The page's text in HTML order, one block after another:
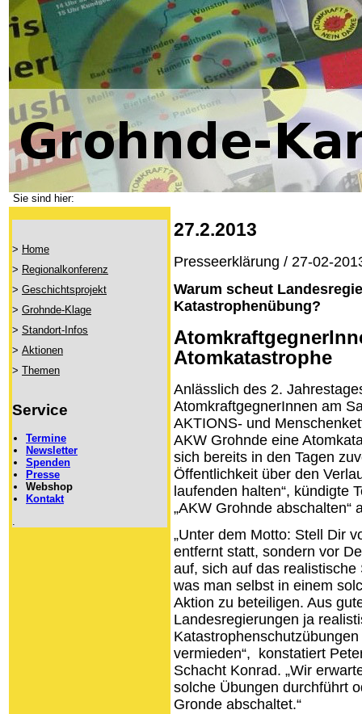
Sie sind hier:
> Home
> Regionalkonferenz
> Geschichtsprojekt
> Grohnde-Klage
> Standort-Infos
> Aktionen
> Themen
Service
Termine
Newsletter
Spenden
Presse
Webshop
Kontakt
27.2.2013
Presseerklärung / 27-02-
Warum scheut
Katastrophenübung?
Atomkatastrophe
Anlässlich des 2.
AtomkraftgegnerInnen am
AKTIONS- und
AKW Grohnde eine
sich bereits in den Tagen
Öffentlichkeit über den
laufenden halten“, kündigte
„AKW Grohnde abschalten“
„Unter dem Motto: Stell Dir
entfernt statt, sondern vor
auf, sich auf das
was man selbst in einem
Aktion zu beteiligen. Aus
Landesregierungen ja
vermieden“, konstatiert
Schacht Konrad. „Wir
solche Übungen durchführt
Gronde abschaltet.“